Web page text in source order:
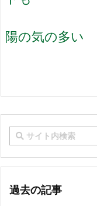
陽の気の多い
過去の記事